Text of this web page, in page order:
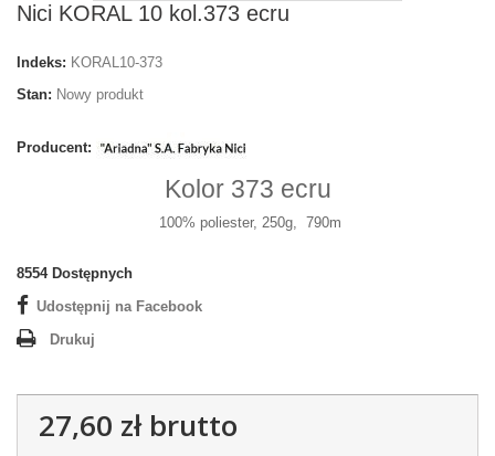
Nici KORAL 10 kol.373 ecru
Indeks: KORAL10-373
Stan: Nowy produkt
Producent:
Kolor 373 ecru
100% poliester, 250g, 790m
8554 Dostępnych
Udostępnij na Facebook
Drukuj
27,60 złbrutto